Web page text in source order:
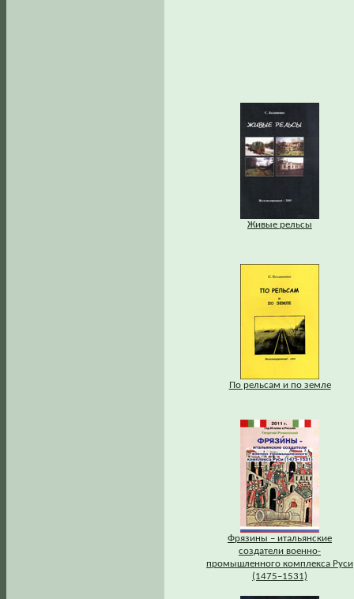
Живые рельсы
По рельсам и по земле
Фрязины – итальянские
создатели военно-
промышленного комплекса Руси
(1475–1531)